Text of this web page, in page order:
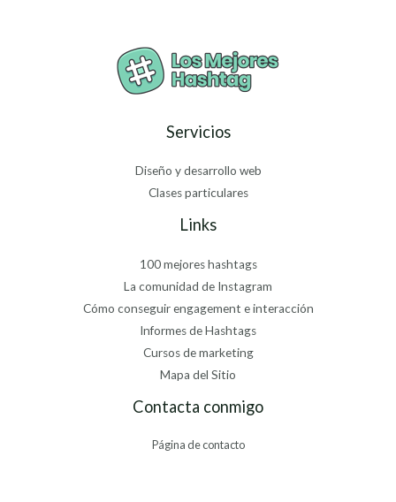
Servicios
Diseño y desarrollo web
Clases particulares
Links
100 mejores hashtags
La comunidad de Instagram
Cómo conseguir engagement e interacción
Informes de Hashtags
Cursos de marketing
Mapa del Sitio
Contacta conmigo
Página de contacto